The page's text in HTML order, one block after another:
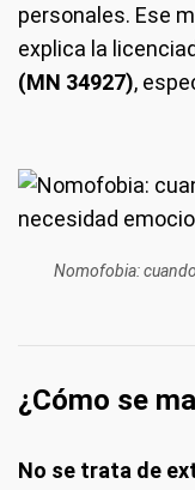
personales. Ese
explica la
(MN 34927),
Nomofobia:
¿Cómo se
No se trata de